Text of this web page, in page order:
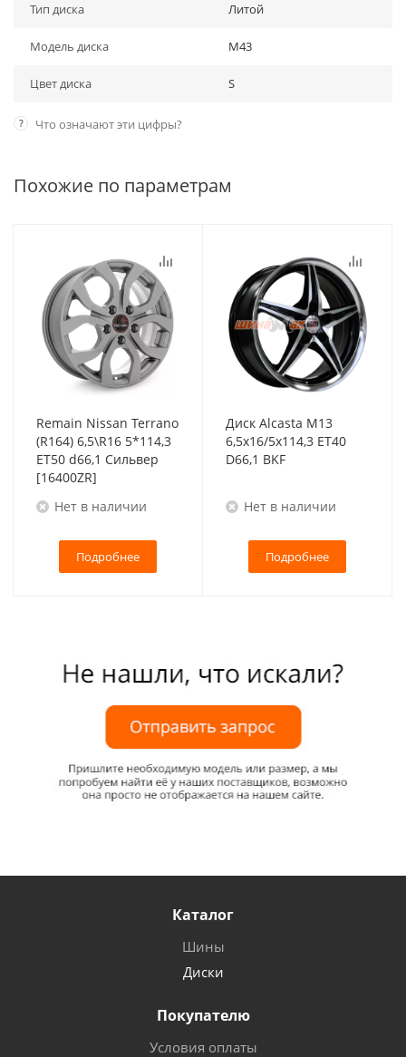
Тип диска Литой
Модель диска M43
Цвет диска S
? Что означают эти цифры?
Похожие по параметрам
Remain Nissan Terrano
(R164) 6,5\R16 5*114,3
ET50 d66,1 Сильвер
[16400ZR]
Нет в наличии
Подробнее
Диск Alcasta M13
6,5x16/5x114,3 ET40
D66,1 BKF
Нет в наличии
Подробнее
Каталог
Шины
Диски
Покупателю
Условия оплаты